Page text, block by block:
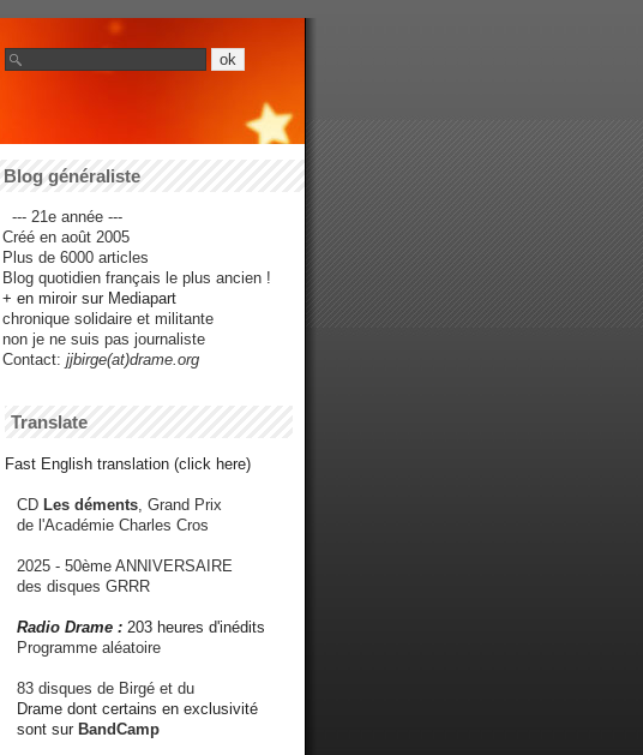
Blog généraliste
--- 21e année ---
Créé en août 2005
Plus de 6000 articles
Blog quotidien français le plus ancien !
+ en miroir sur Mediapart
chronique solidaire et militante
non je ne suis pas journaliste
Contact: jjbirge(at)drame.org
Translate
Fast English translation (click here)
CD Les déments , Grand Prix
de l'Académie Charles Cros
2025 - 50ème ANNIVERSAIRE
des disques GRRR
Radio Drame : 203 heures d'inédits
Programme aléatoire
83 disques de Birgé et du
Drame dont certains en exclusivité
sont sur BandCamp